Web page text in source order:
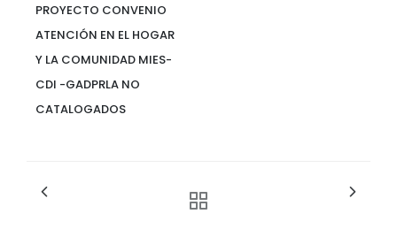
PROYECTO CONVENIO
ATENCIÓN EN EL HOGAR
Y LA COMUNIDAD MIES-
CDI -GADPRLA NO
CATALOGADOS